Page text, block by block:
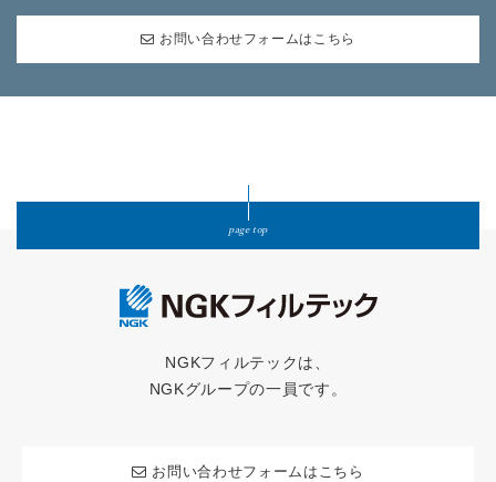
お問い合わせフォームはこちら
page top
NGKフィルテックは、
NGKグループの一員です。
お問い合わせフォームはこちら